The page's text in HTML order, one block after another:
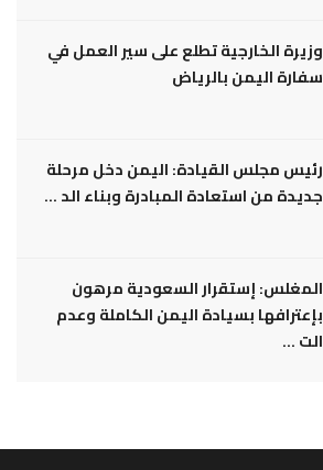
وزيرة الخارجية تطلع على سير العمل في
سفارة اليمن بالرياض
رئيس مجلس القيادة: اليمن دخل مرحلة
جديدة من استعادة المبادرة وبناء الد ...
المغلس: إستقرار السعودية مرهون
بإعترافها بسيادة اليمن الكاملة وعدم
الت ...